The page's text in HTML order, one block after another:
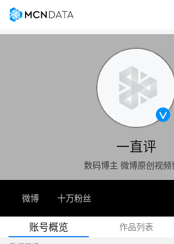
一直评
数码博主 微博原创视频
微博 十万粉丝
账号概览 作品列表